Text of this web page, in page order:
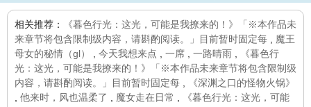
相关推荐：
《暮色行光：这光，可能是我撩来的！》「※本作品未
来章节将包含限制级内容，请斟酌阅读。」目前暂时固定每
魔王
母女的秘情（gl）
今天我想来点 一席 一路晴雨
《暮色行
光：这光，可能是我撩来的！》「※本作品未来章节将包含限制级
内容，请斟酌阅读。」目前暂时固定每
《深渊之口的怪物火锅》
他来时，风也温柔了 魔女走在日常
《暮色行光：这光，可能